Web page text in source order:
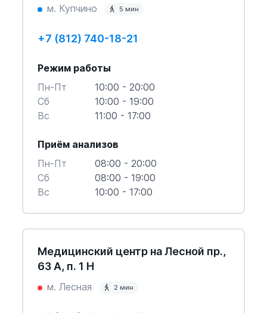
м. Купчино 5 мин
+7 (812) 740-18-21
Режим работы
Пн-Пт
10:00 - 20:00
Cб
10:00 - 19:00
Вс
11:00 - 17:00
Приём анализов
Пн-Пт
08:00 - 20:00
Cб
08:00 - 19:00
Вс
10:00 - 17:00
Медицинский центр на Лесной пр.,
63 А, п. 1 Н
м. Лесная 2 мин